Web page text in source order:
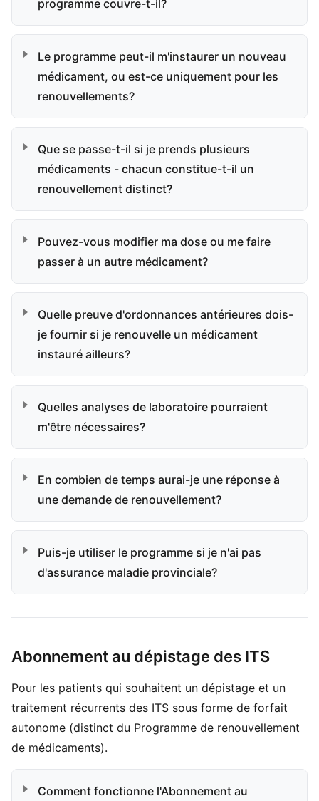
programme couvre-t-il?
Le programme peut-il m'instaurer un nouveau
médicament, ou est-ce uniquement pour les
renouvellements?
Que se passe-t-il si je prends plusieurs
médicaments - chacun constitue-t-il un
renouvellement distinct?
Pouvez-vous modifier ma dose ou me faire
passer à un autre médicament?
Quelle preuve d'ordonnances antérieures dois-
je fournir si je renouvelle un médicament
instauré ailleurs?
Quelles analyses de laboratoire pourraient
m'être nécessaires?
En combien de temps aurai-je une réponse à
une demande de renouvellement?
Puis-je utiliser le programme si je n'ai pas
d'assurance maladie provinciale?
Abonnement au dépistage des ITS
Pour les patients qui souhaitent un dépistage et un
traitement récurrents des ITS sous forme de forfait
autonome (distinct du Programme de renouvellement
de médicaments).
Comment fonctionne l'Abonnement au